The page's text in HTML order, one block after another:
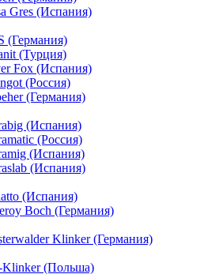
Gres (Испания)
(Германия)
(Турция)
Fox (Испания)
(Россия)
(Германия)
(Испания)
(Россия)
(Испания)
(Испания)
(Испания)
Boch (Германия)
Klinker (Германия)
Klinker (Польша)